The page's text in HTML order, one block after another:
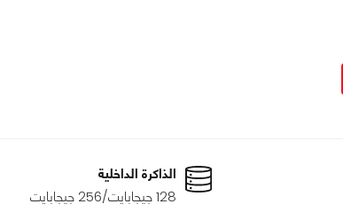
الذاكرة الداخلية
128 جيجابايت/256 جيجابايت